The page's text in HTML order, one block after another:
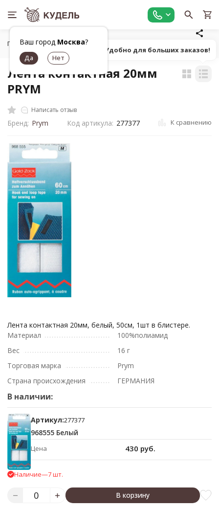
Ваш город Москва?
Главная Шитье Вспомогательные материалы
Лента контактная 20мм
PRYM
Написать отзыв
Бренд: Prym Код артикула: 277377 К сравнению
Лента контактная 20мм, белый, 50см, 1шт в блистере.
Материал
100%полиамид
Вес
16 г
Торговая марка
Prym
Страна происхождения
ГЕРМАНИЯ
В наличии:
Артикул:277377
968555 Белый
Цена 430 руб.
Наличие—7 шт.
В корзину
Попробуй! Удобно для больших заказов!